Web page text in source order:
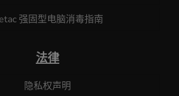
强固型电脑消毒指南
法律
隐私权声明